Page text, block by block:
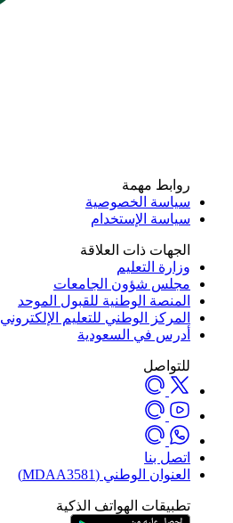
روابط مهمة
سياسة الخصوصية
سياسة الإستخدام
الجهات ذات العلاقة
وزارة التعليم
مجلس شؤون الجامعات
المنصة الوطنية للقبول الموحد
المركز الوطني للتعليم الإلكتروني
أدرس في السعودية
للتواصل
اتصل بنا
العنوان الوطني (MDAA3581)
تطبيقات الهواتف الذكية